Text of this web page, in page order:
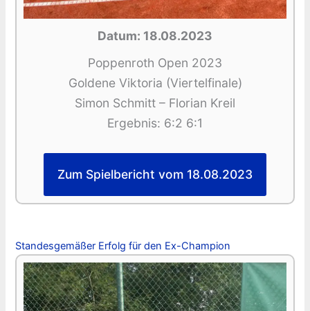
Datum: 18.08.2023
Poppenroth Open 2023
Goldene Viktoria (Viertelfinale)
Simon Schmitt – Florian Kreil
Ergebnis: 6:2 6:1
Zum Spielbericht vom 18.08.2023
Standesgemäßer Erfolg für den Ex-Champion